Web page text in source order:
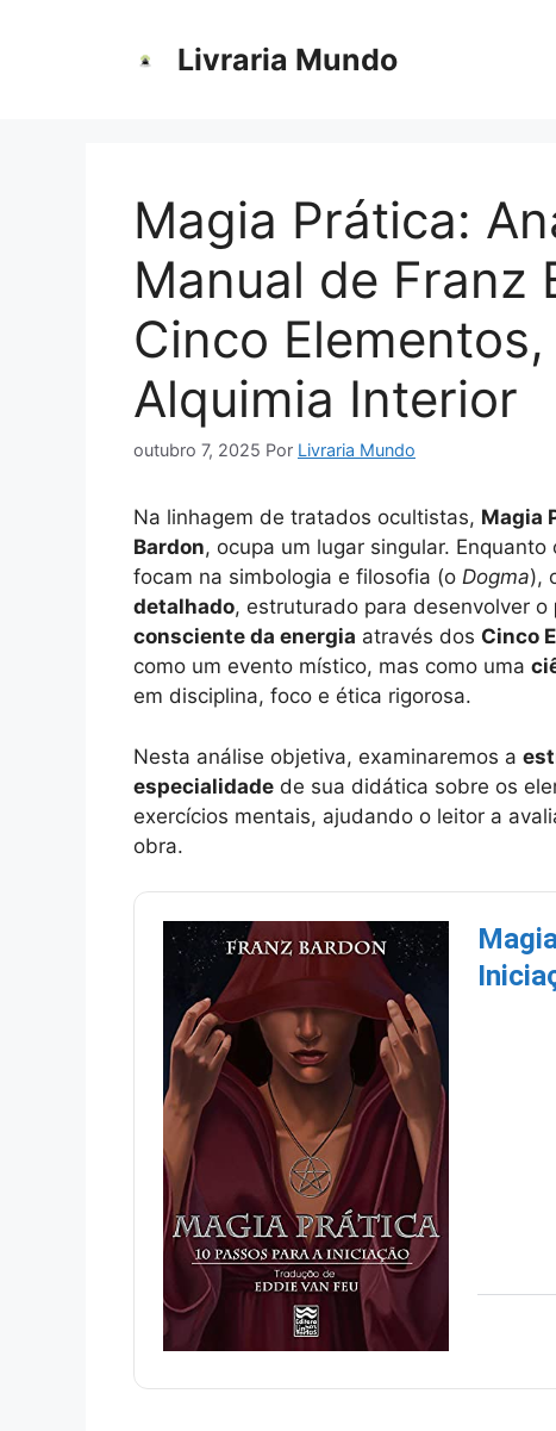
Livraria Mundo
Magia Prática:
Manual de Franz
Cinco
Alquimia Interior
outubro 7, 2025 Por Livraria Mundo
Na linhagem de tratados ocultistas, Magia
Bardon, ocupa um lugar singular. Enquanto
focam na simbologia e filosofia (o Dogma),
detalhado, estruturado para desenvolver o
consciente da energia através dos Cinco
como um evento místico, mas como uma
em disciplina, foco e ética rigorosa.
Nesta análise objetiva, examinaremos a
especialidade de sua didática sobre os
exercícios mentais, ajudando o leitor a
obra.